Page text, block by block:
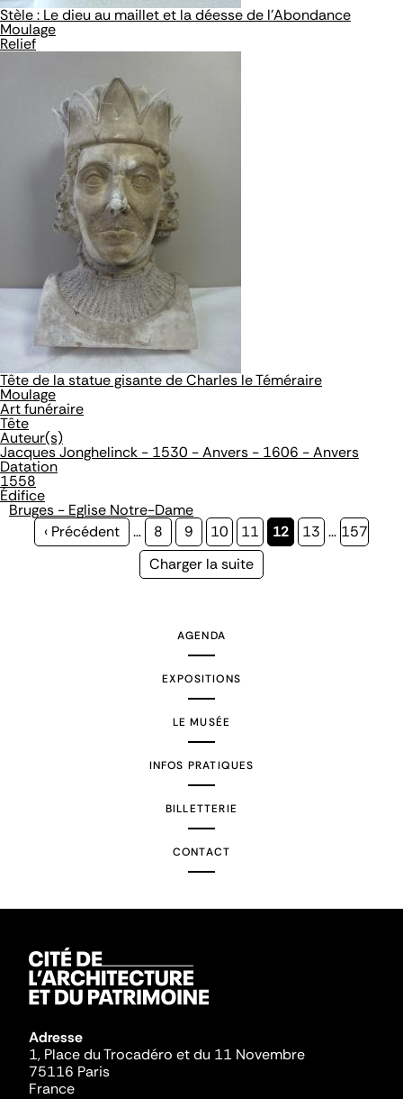
Stèle : Le dieu au maillet et la déesse de l'Abondance
Moulage
Relief
Tête de la statue gisante de Charles le Téméraire
Moulage
Art funéraire
Tête
Auteur(s)
Jacques Jonghelinck - 1530 - Anvers - 1606 - Anvers
Datation
1558
Édifice
Bruges - Eglise Notre-Dame
Page
‹ Précédent … Page
8 Page
9 Page
10 Page
11
Page
12 Page
13 … Page
157
Page
Charger la suite
AGENDA
EXPOSITIONS
LE MUSÉE
INFOS PRATIQUES
BILLETTERIE
CONTACT
Adresse
1, Place du Trocadéro et du 11 Novembre
75116 Paris
France